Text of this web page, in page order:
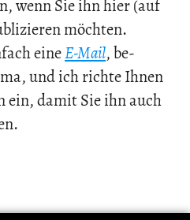
wenn Sie ihn hier (auf
möch­ten.
eineE-Mail, be­
und ich rich­te Ihnen
ein, damit Sie ihn auch